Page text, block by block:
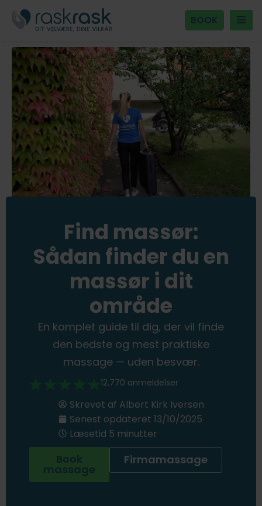
BOOK
Find massør:
Sådan finder du en
massør i dit
område
En komplet guide til dig, der vil finde
den bedste og mest praktiske
massage — uden besvær.
12.770 anmeldelser
Skrevet af Albert Kirk Iversen
Senest opdateret 13/10/2025
Læsetid 5 minutter
Book
massage
Firmamassage